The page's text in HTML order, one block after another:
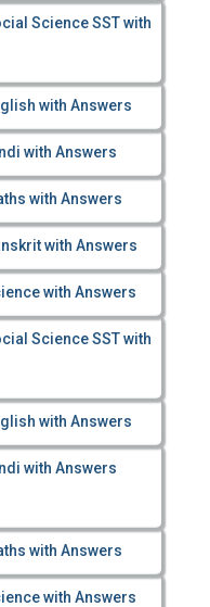
Science SST with
with Answers
with Answers
with Answers
with Answers
with Answers
Science SST with
with Answers
with Answers
with Answers
with Answers